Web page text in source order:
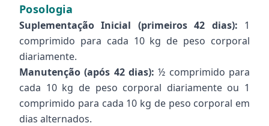
Posologia
Suplementação Inicial (primeiros 42 dias): 1
comprimido para cada 10 kg de peso corporal
diariamente.
Manutenção (após 42 dias): ½ comprimido para
cada 10 kg de peso corporal diariamente ou 1
comprimido para cada 10 kg de peso corporal em
dias alternados.